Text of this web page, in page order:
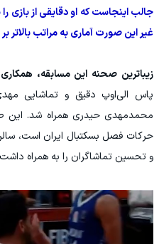
غیر این صورت آماری به مراتب
زیباترین صحنه این مسابقه،
پاس الی‌اوپ دقیق و تماشایی
محمدمهدی حیدری همراه شد. این
حرکات فصل بسکتبال ایران است،
و تحسین تماشاگران را به همراه